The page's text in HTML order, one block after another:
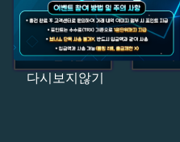
다시보지않기